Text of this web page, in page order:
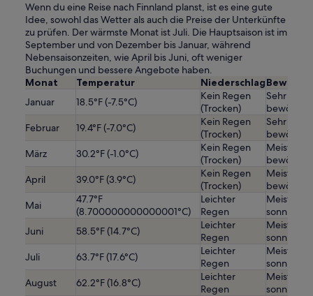
Wenn du eine Reise nach Finnland planst, ist es eine gute
Idee, sowohl das Wetter als auch die Preise der Unterkünfte
zu prüfen. Der wärmste Monat ist Juli. Die Hauptsaison ist im
September und von Dezember bis Januar, während
Nebensaisonzeiten, wie April bis Juni, oft weniger
Buchungen und bessere Angebote haben.
Monat
Temperatur Niederschlag
Januar
18.5°F (-7.5°C)
Kein Regen
(Trocken)
Sehr
bewölkt
Februar
19.4°F (-7.0°C)
Kein Regen
(Trocken)
Sehr
bewölkt
März
30.2°F (-1.0°C)
Kein Regen
(Trocken)
Meist
bewölkt
April
39.0°F (3.9°C)
Kein Regen
(Trocken)
Meist
bewölkt
Mai
47.7°F
(8.700000000000001°C)
Leichter
Regen
Meist
sonnig
Juni
58.5°F (14.7°C)
Leichter
Regen
Meist
sonnig
Juli
63.7°F (17.6°C)
Leichter
Regen
Meist
sonnig
August
62.2°F (16.8°C)
Leichter
Regen
Meist
sonnig